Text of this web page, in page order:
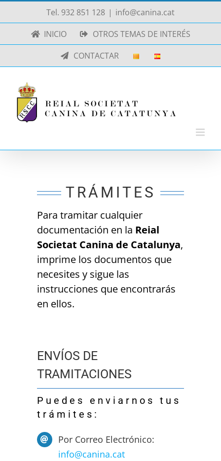
al
contenido
Tel. 932 851 128 | info@canina.cat
INICIO
OTROS TEMAS DE INTERÉS
CONTACTAR
TRÁMITES
Para tramitar cualquier
documentación en la Reial
Societat Canina de Catalunya,
imprime los documentos que
necesites y sigue las
instrucciones que encontrarás
en ellos.
ENVÍOS DE
TRAMITACIONES
Puedes enviarnos tus
trámites:
Por Correo Electrónico:
info@canina.cat